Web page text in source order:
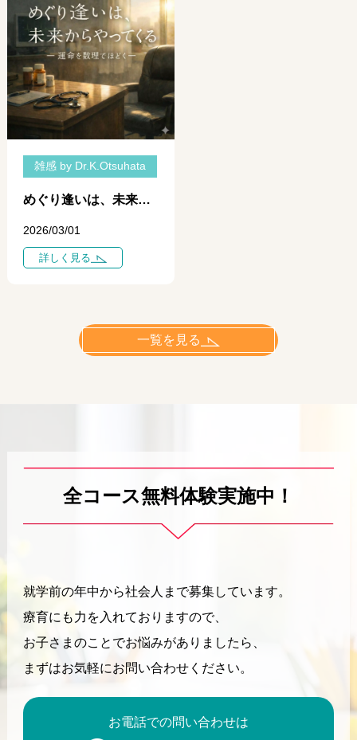
雑感 by Dr.K.Otsuhata
めぐり逢いは、未来からやってくる ― 運命を数理でほどく ―
2026/03/01
詳しく見る
一覧を見る
全コース無料体験実施中！
就学前の年中から社会人まで募集しています。
療育にも力を入れておりますので、
お子さまのことでお悩みがありましたら、
まずはお気軽にお問い合わせください。
お電話での問い合わせは